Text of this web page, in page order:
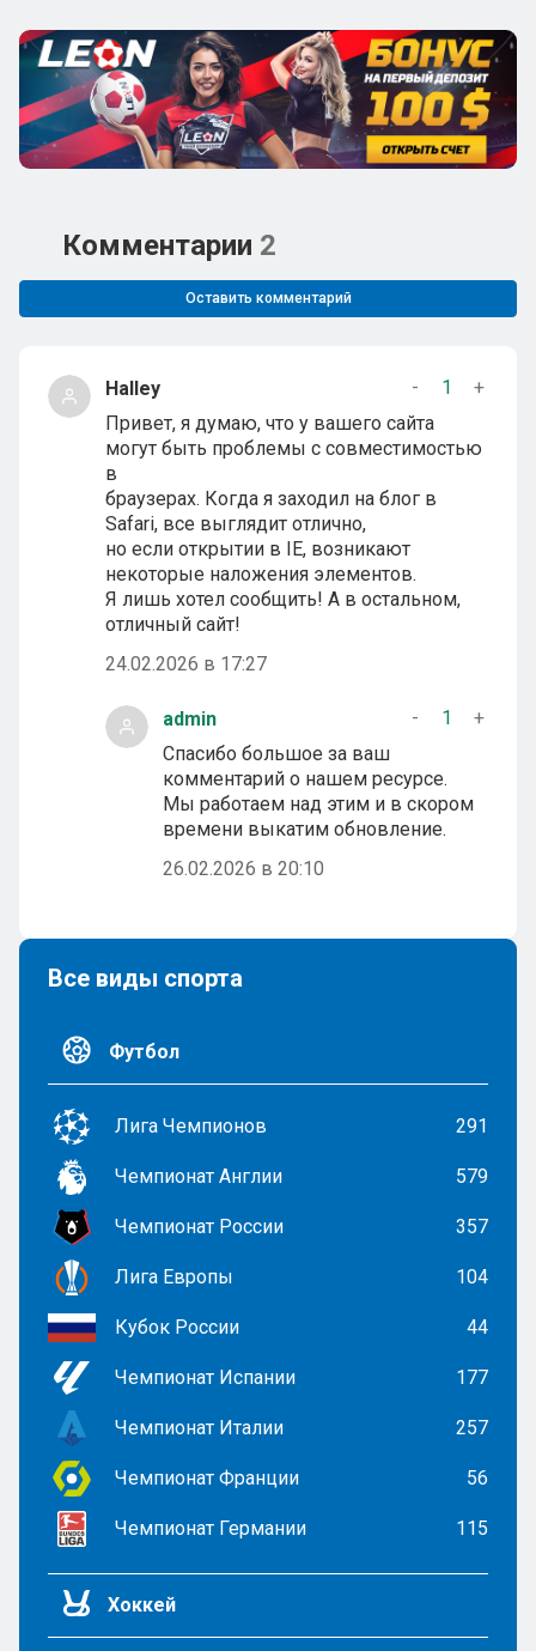
Комментарии 2
Оставить комментарий
Halley - 1
+
Привет, я думаю, что у вашего сайта
могут быть проблемы с совместимостью
в
браузерах. Когда я заходил на блог в
Safari, все выглядит отлично,
но если открытии в IE, возникают
некоторые наложения элементов.
Я лишь хотел сообщить! А в остальном,
отличный сайт!
24.02.2026 в 17:27
admin - 1
+
Спасибо большое за ваш
комментарий о нашем ресурсе.
Мы работаем над этим и в скором
времени выкатим обновление.
26.02.2026 в 20:10
Все виды спорта
Футбол
Лига Чемпионов 291
Чемпионат Англии 579
Чемпионат России 357
Лига Европы 104
Кубок России 44
Чемпионат Испании 177
Чемпионат Италии 257
Чемпионат Франции 56
Чемпионат Германии 115
Хоккей